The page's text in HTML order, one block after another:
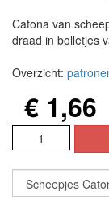
Catona van
draad in bolletjes
Overzicht:
€ 1,66